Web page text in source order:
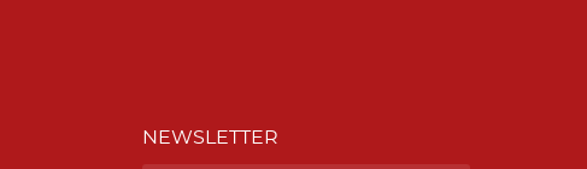
NEWSLETTER